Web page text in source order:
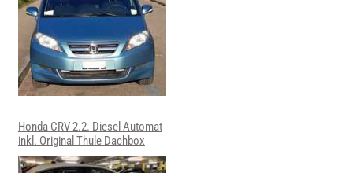
Honda CRV 2.2. Diesel Automat
inkl. Original Thule Dachbox